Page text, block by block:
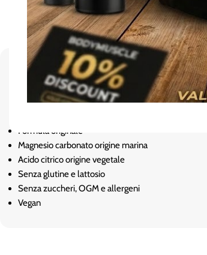
Formato
150g
Equivalente a60 dosicon 1 cucchiaino al giorno
Formula originale
Magnesio carbonato origine marina
Acido citrico origine vegetale
Senza glutine e lattosio
Senza zuccheri, OGM e allergeni
Vegan